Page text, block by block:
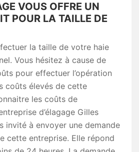
VOUS OFFRE UN
POUR LA TAILLE DE
la taille de votre haie
Vous hésitez à cause de
pour effectuer l’opération
coûts élevés de cette
les coûts de
d’élagage Gilles
invité à envoyer une demande
cette entreprise. Elle répond